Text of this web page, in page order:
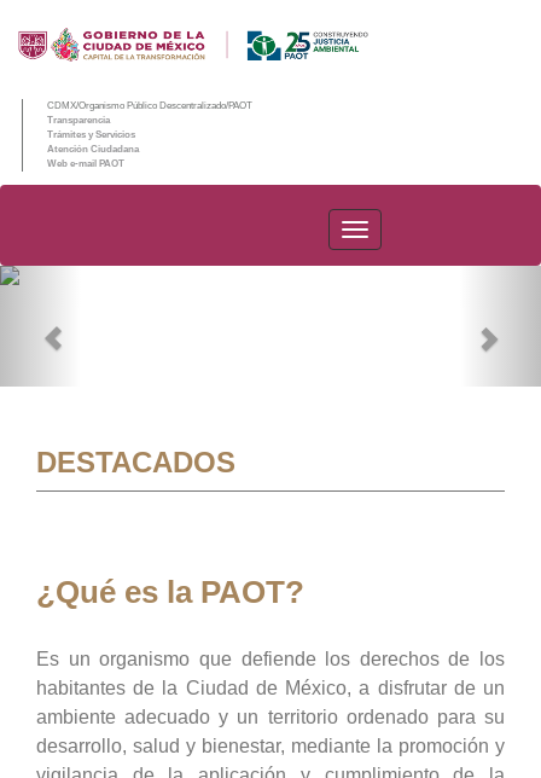
CDMX/Organismo Público Descentralizado/PAOT
Transparencia
Trámites y Servicios
Atención Ciudadana
Web e-mail PAOT
PAOT
DESTACADOS
¿Qué es la PAOT?
Es un organismo que defiende los derechos de los
habitantes de la Ciudad de México, a disfrutar de un
ambiente adecuado y un territorio ordenado para su
desarrollo, salud y bienestar, mediante la promoción y